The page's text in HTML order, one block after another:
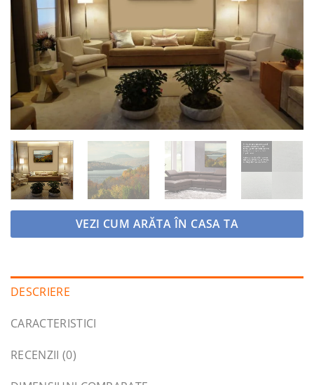
VEZI CUM ARĂTA ÎN CASA TA
DESCRIERE
CARACTERISTICI
RECENZII (0)